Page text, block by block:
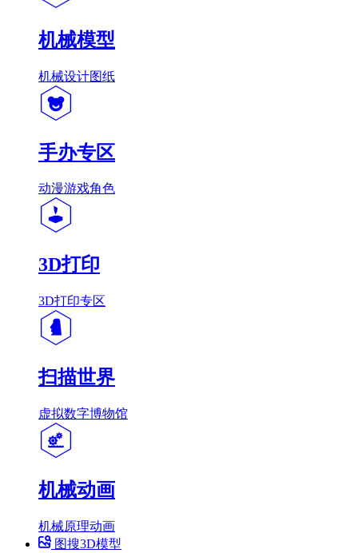
机械模型
机械设计图纸
手办专区
动漫游戏角色
3D打印
3D打印专区
扫描世界
虚拟数字博物馆
机械动画
机械原理动画
图搜3D模型